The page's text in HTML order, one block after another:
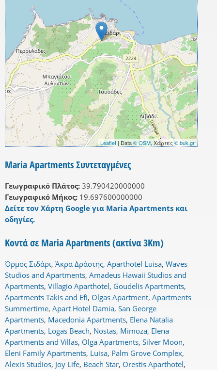
Leaflet | Data© OSM, Χάρτες © buk.gr
Maria Apartments Συντεταγμένες
Γεωγραφικό Πλάτος: 39.790420000000
Γεωγραφικό Μήκος: 19.697600000000
Δείτε τον Χάρτη Google για Maria Apartments και
οδηγίες.
Κοντά σε Maria Apartments (ακτίνα 3Km)
Όρμος Σιδάρι, Άκρα Δράστης, Aparthotel Luisa, Waves
Studios and Apartments, Amadeus Hawaii Studios and
Apartments, Villagio Aparthotel, Goudelis Apartments,
Apartments Takis and Efi, Olgas Apartment, Apartments
Summertime, Apart Hotel Damia, San George
Apartments, Macedonia Apartments, Elena Natalia
Apartments, Logas Beach, Nostas, Mimoza, Elena
Apartments and Villas, Olga Apartments, Silver Moon,
Eleni Family Apartments, Luisa, Palm Grove Complex,
Alexis Studios, Joy Life, Beach Star, Orestis Aparthotel,